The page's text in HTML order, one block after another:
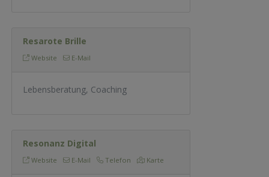
Resarote Brille
Website E-Mail
Lebensberatung, Coaching
Resonanz Digital
Website E-Mail Telefon Karte